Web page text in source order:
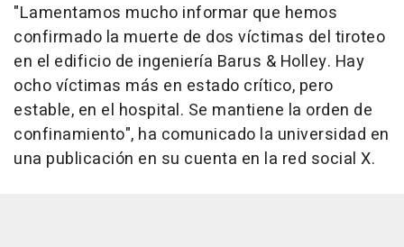
"Lamentamos mucho informar que hemos
confirmado la muerte de dos víctimas del tiroteo
en el edificio de ingeniería Barus & Holley. Hay
ocho víctimas más en estado crítico, pero
estable, en el hospital. Se mantiene la orden de
confinamiento", ha comunicado la universidad en
una publicación en su cuenta en la red social X.